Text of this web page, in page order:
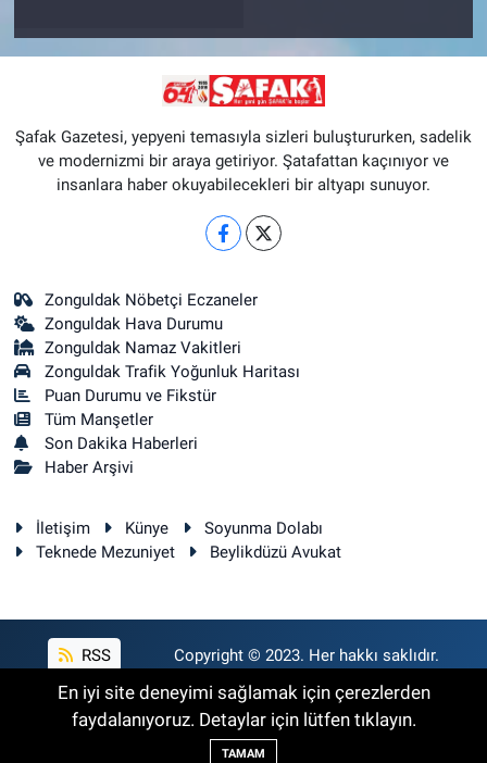
Şafak Gazetesi, yepyeni temasıyla sizleri buluştururken, sadelik
ve modernizmi bir araya getiriyor. Şatafattan kaçınıyor ve
insanlara haber okuyabilecekleri bir altyapı sunuyor.
Zonguldak Nöbetçi Eczaneler
Zonguldak Hava Durumu
Zonguldak Namaz Vakitleri
Zonguldak Trafik Yoğunluk Haritası
Puan Durumu ve Fikstür
Tüm Manşetler
Son Dakika Haberleri
Haber Arşivi
İletişim Künye
Soyunma Dolabı
Teknede Mezuniyet
Beylikdüzü Avukat
RSS Copyright © 2023. Her hakkı saklıdır.
Haber Yazılımı:TE Bilişim
En iyi site deneyimi sağlamak için çerezlerden
faydalanıyoruz. Detaylar için lütfen tıklayın.
TAMAM